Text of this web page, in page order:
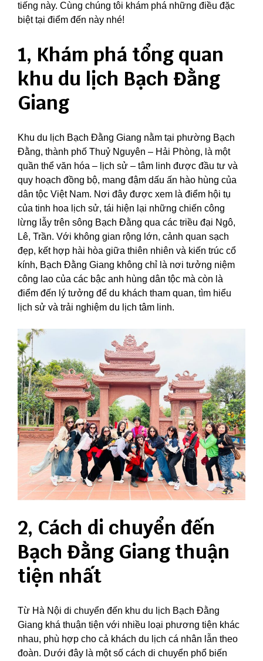
tiếng này. Cùng chúng tôi khám phá những điều đặc
biệt tại điểm đến này nhé!
1, Khám phá tổng quan
khu du lịch Bạch Đằng
Giang
Khu du lịch Bạch Đằng Giang nằm tại phường Bạch
Đằng, thành phố Thuỷ Nguyên – Hải Phòng, là một
quần thể văn hóa – lịch sử – tâm linh được đầu tư và
quy hoạch đồng bộ, mang đậm dấu ấn hào hùng của
dân tộc Việt Nam. Nơi đây được xem là điểm hội tụ
của tinh hoa lịch sử, tái hiện lại những chiến công
lừng lẫy trên sông Bạch Đằng qua các triều đại Ngô,
Lê, Trần. Với không gian rộng lớn, cảnh quan sạch
đẹp, kết hợp hài hòa giữa thiên nhiên và kiến trúc cổ
kính, Bạch Đằng Giang không chỉ là nơi tưởng niệm
công lao của các bậc anh hùng dân tộc mà còn là
điểm đến lý tưởng để du khách tham quan, tìm hiểu
lịch sử và trải nghiệm du lịch tâm linh.
2, Cách di chuyển đến
Bạch Đằng Giang thuận
tiện nhất
Từ Hà Nội di chuyển đến khu du lịch Bạch Đằng
Giang khá thuận tiện với nhiều loại phương tiện khác
nhau, phù hợp cho cả khách du lịch cá nhân lẫn theo
đoàn. Dưới đây là một số cách di chuyển phổ biến